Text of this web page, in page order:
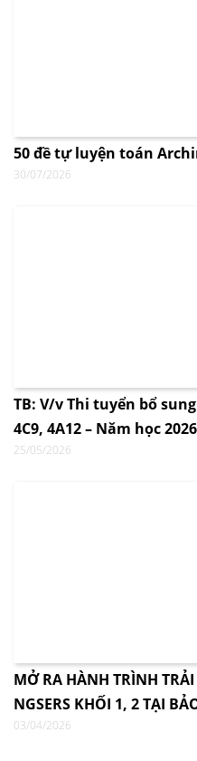
50 đề tự luyện toán
30/07/2026
TB: V/v Thi tuyển bổ
4C9, 4A12 – Năm học
25/05/2026
MỞ RA HÀNH TRÌNH
NGSERS KHỐI 1, 2 TẠI
03/04/2026